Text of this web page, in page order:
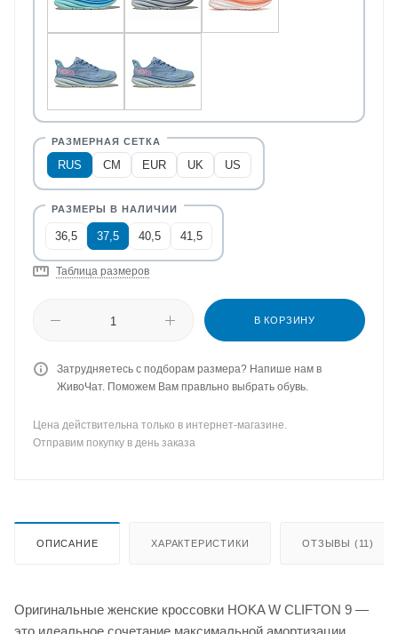
RUS CM EUR UK US
36,5 37,5 40,5 41,5
Таблица размеров
В КОРЗИНУ
Затрудняетесь с подборам размера? Напише нам в
ЖивоЧат. Поможем Вам правльно выбрать обувь.
Цена действительна только в интернет-магазине.
Отправим покупку в день заказа
ОПИСАНИЕ ХАРАКТЕРИСТИКИ ОТЗЫВЫ (11)
Оригинальные женские кроссовки HOKA W CLIFTON 9 —
это идеальное сочетание максимальной амортизации,